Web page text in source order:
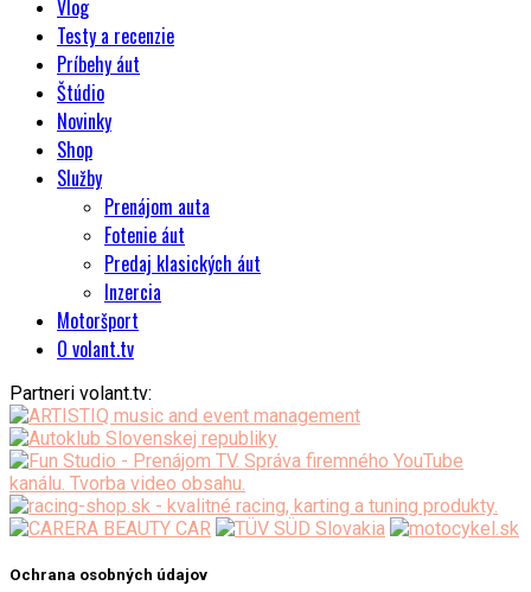
Vlog
Testy a recenzie
Príbehy áut
Štúdio
Novinky
Shop
Služby
Prenájom auta
Fotenie áut
Predaj klasických áut
Inzercia
Motoršport
O volant.tv
Partneri volant.tv:
Ochrana osobných údajov